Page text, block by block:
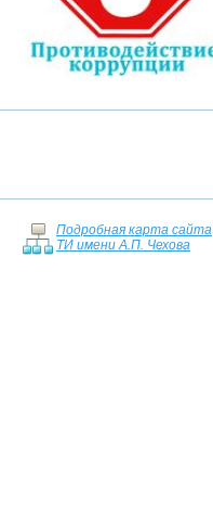
Подробная карта сайта
ТИ имени А.П. Чехова